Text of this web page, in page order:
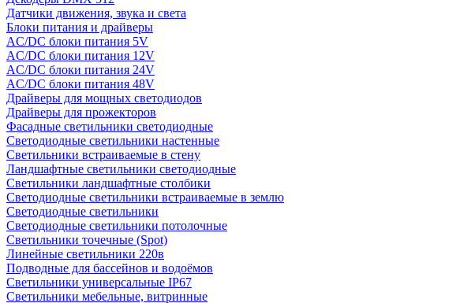
Датчики движения, звука и света
Блоки питания и драйверы
AC/DC блоки питания 5V
AC/DC блоки питания 12V
AC/DC блоки питания 24V
AC/DC блоки питания 48V
Драйверы для мощных светодиодов
Драйверы для прожекторов
Фасадные светильники светодиодные
Светодиодные светильники настенные
Светильники встраиваемые в стену
Ландшафтные светильники светодиодные
Светильники ландшафтные столбики
Светодиодные светильники встраиваемые в землю
Светодиодные светильники
Светодиодные светильники потолочные
Светильники точечные (Spot)
Линейные светильники 220в
Подводные для бассейнов и водоёмов
Светильники универсальные IP67
Светильники мебельные, витринные